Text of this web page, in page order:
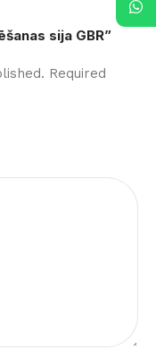
sija GBR”
Required